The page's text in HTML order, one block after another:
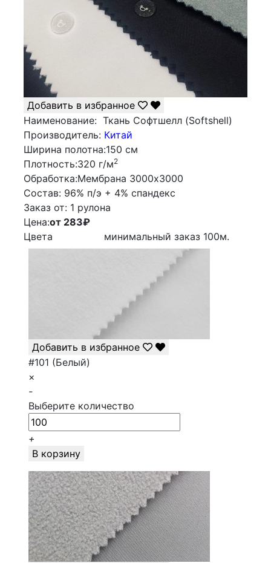
Добавить в избранное
Наименование: Ткань Софтшелл (Softshell)
Производитель: Китай
Ширина полотна:150 см
Плотность:320 г/м2
Обработка:Мембрана 3000х3000
Состав: 96% п/э + 4% спандекс
Заказ от: 1 рулона
Цена:от 283₽
Цвета
минимальный заказ 100м.
Добавить в избранное
#101 (Белый)
×
-
Выберите количество
+
В корзину